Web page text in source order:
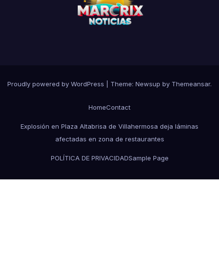
Proudly powered by WordPress Theme: Newsup by Themeansar.
HomeContact
Explosión en Plaza Altabrisa de Villahermosa deja láminas
afectadas en zona de restaurantes
POLÍTICA DE PRIVACIDADSample Page